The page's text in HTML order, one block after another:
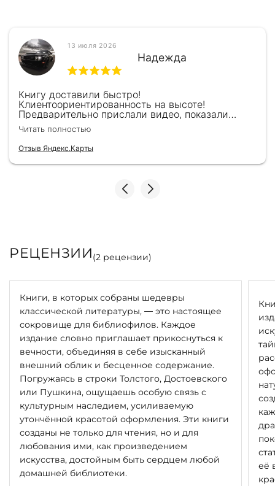
13 июля 2026
Надежда
Книгу доставили быстро!
Клиентоориентированность на высоте!
Предварительно прислали видео, показали
книжку, быстро отправили и положили
подарочек) Спасибо!!!
Читать полностью
Отзыв Яндекс.Карты
РЕЦЕНЗИИ(2 рецензии)
Книги, в которых собраны шедевры
классической литературы, — это настоящее
сокровище для библиофилов. Каждое
издание словно приглашает прикоснуться к
вечности, объединяя в себе изысканный
внешний облик и бесценное содержание.
Погружаясь в строки Толстого, Достоевского
или Пушкина, ощущаешь особую связь с
культурным наследием, усиливаемую
утончённой красотой оформления. Эти книги
созданы не только для чтения, но и для
любования ими, как произведением
искусства, достойным быть сердцем любой
домашней библиотеки.
её